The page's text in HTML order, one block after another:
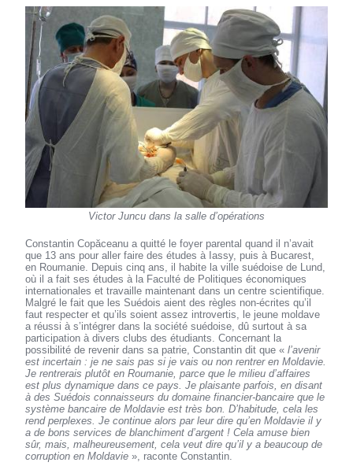
Victor Juncu dans la salle d’opérations
Constantin Copăceanu a quitté le foyer parental quand il n’avait
que 13 ans pour aller faire des études à Iassy, puis à Bucarest,
en Roumanie. Depuis cinq ans, il habite la ville suédoise de Lund,
où il a fait ses études à la Faculté de Politiques économiques
internationales et travaille maintenant dans un centre scientifique.
Malgré le fait que les Suédois aient des règles non-écrites qu’il
faut respecter et qu’ils soient assez introvertis, le jeune moldave
a réussi à s’intégrer dans la société suédoise, dû surtout à sa
participation à divers clubs des étudiants. Concernant la
possibilité de revenir dans sa patrie, Constantin dit que «l’avenir
est incertain : je ne sais pas si je vais ou non rentrer en Moldavie.
Je rentrerais plutôt en Roumanie, parce que le milieu d’affaires
est plus dynamique dans ce pays. Je plaisante parfois, en disant
à des Suédois connaisseurs du domaine financier-bancaire que le
système bancaire de Moldavie est très bon. D’habitude, cela les
rend perplexes. Je continue alors par leur dire qu’en Moldavie il y
a de bons services de blanchiment d’argent ! Cela amuse bien
sûr, mais, malheureusement, cela veut dire qu’il y a beaucoup de
corruption en Moldavie », raconte Constantin.